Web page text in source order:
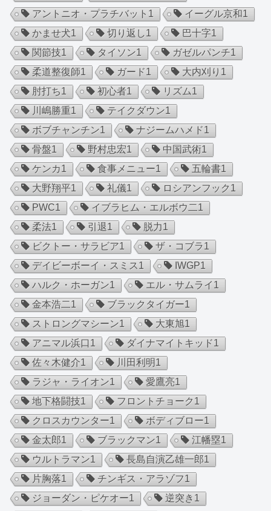
アントニオ・プラチバット 1 イーグル京和1
かませ犬1 切り返し1 巴十字1
関節技1 タイソン1 ガゼルパンチ1
柔道整復師1 ガード1 大内刈り 1
肘打ち1 初心者1 リズム1
川嶋勝重1 テイクダウン1
ボブチャンチン1 ナジームハメド1
骨盤1 野村忠宏1 中国武術1
ケンカ1 食事メニュー1 五輪書1
大野翔平1 礼儀1 ロシアンフック1
PWC1 イブラヒム・エルボウ二1
柔法1 引退1 脱力1
ビクトー・サラビア1 ザ・コブラ1
デイビーボーイ・スミス1 IWGP1
ハルク・ホーガン1 エル・サムライ 1
金本浩二1 ブラックタイガー1
ストロングマシーン1 大東旭1
アニマル浜口 1 ダイナマイトキッド1
佐々木健介1 川田利明1
ラジャ・ライオン1 愛鷹亮1
地下格闘技1 フロントチョーク1
クロスカウンター1 ボディブロー1
金太郎1 ブラックマン1 江幡塁1
ウルトラマン1 長島自演乙雄一郎1
片胸落1 チンギス・アラゾフ1
ジョーダン・ピケオー1 逆突き 1